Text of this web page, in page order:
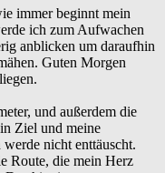
immer beginnt mein
ich zum Aufwachen
anblicken um daraufhin
Guten Morgen
und außerdem die
Ziel und meine
nicht enttäuscht.
Route, die mein Herz